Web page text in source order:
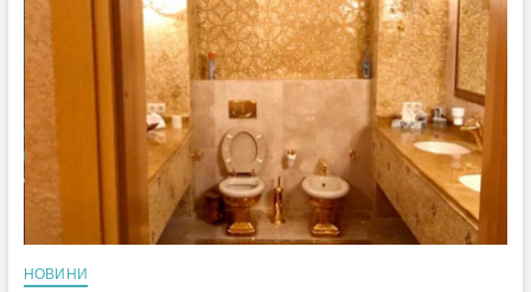
плівки
в
справі
про
розкрадання
в
енергетиці,
де
фігурує
Тимур
Міндіч
НОВИНИ